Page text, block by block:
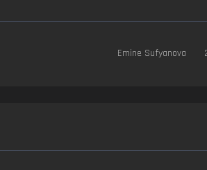
Emine Sufyanova